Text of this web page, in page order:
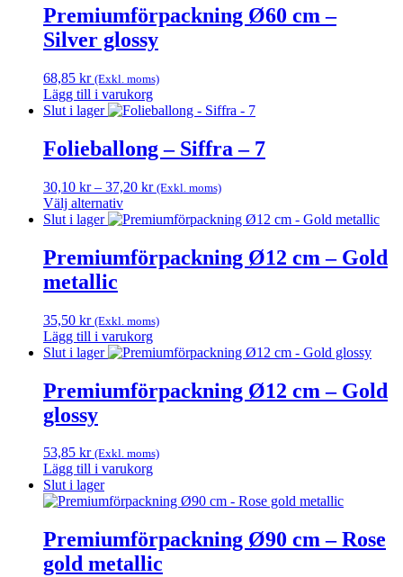
produkten
har
flera
De
olika
alternativen
kan
väljas
på
Premiumförpackning Ø60 cm –
Silver glossy
68,85 kr (Exkl. moms)
Lägg till i varukorg
Slut i lager
Folieballong – Siffra – 7
30,10 kr – 37,20 krPrisintervall:
till
(Exkl. moms)
Välj alternativ
Den
produkten
har
flera
De
olika
alternativen
kan
väljas
på
produktsidan
Slut i lager
Premiumförpackning Ø12 cm – Gold
metallic
35,50 kr (Exkl. moms)
Lägg till i varukorg
Slut i lager
Premiumförpackning Ø12 cm – Gold
glossy
53,85 kr (Exkl. moms)
Lägg till i varukorg
Slut i lager
Premiumförpackning Ø90 cm – Rose
gold metallic